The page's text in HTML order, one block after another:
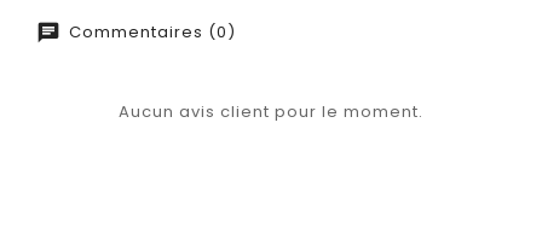
Commentaires (0)
Aucun avis client pour le moment.